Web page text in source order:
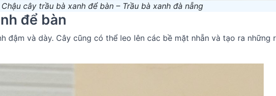
Chậu cây trầu bà xanh để bàn – Trầu bà xanh đà nẵng
để bàn
đậm và dày. Cây cũng có thể leo lên các bề mặt nhẵn và tạo ra những